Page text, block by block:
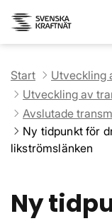
Start
Utveckling
Utveckling av
Avslutade
Ny tidpunkt för
likströmslänken
Ny